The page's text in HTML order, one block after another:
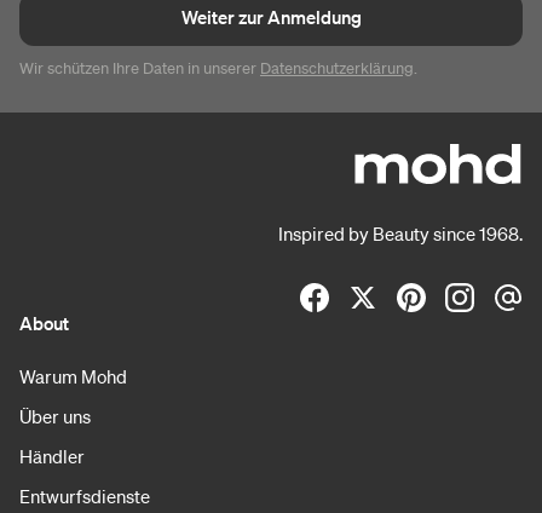
Weiter zur Anmeldung
Wir schützen Ihre Daten in unserer Datenschutzerklärung.
Inspired by Beauty since 1968.
About
Warum Mohd
Über uns
Händler
Entwurfsdienste